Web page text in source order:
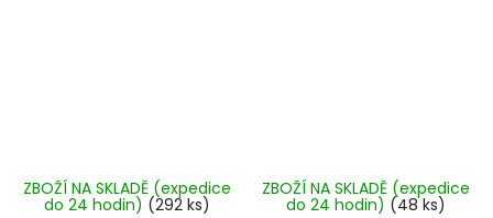
ZBOŽÍ NA SKLADĚ (expedice
do 24 hodin) (292 ks)
ZBOŽÍ NA SKLADĚ (expedice
do 24 hodin) (48 ks)